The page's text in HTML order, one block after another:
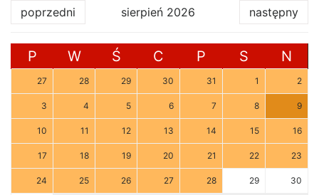
poprzedni sierpień 2026 następny
P W Ś C P S N
27 28 29 30 31 1 2
3 4 5 6 7 8 9
10 11 12 13 14 15 16
17 18 19 20 21 22 23
24 25 26 27 28 29 30